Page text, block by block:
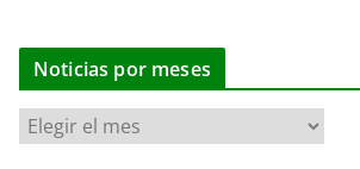
Noticias por meses
N
o